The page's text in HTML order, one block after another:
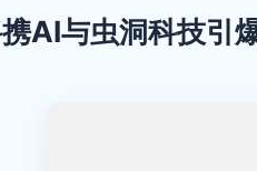
AI与虫洞科技引